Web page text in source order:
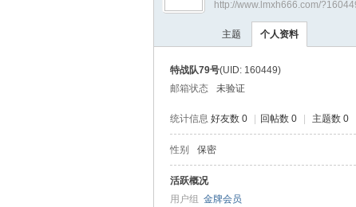
›
http://www.lmxh666.com/
主题 个人资料
特战队79号(UID: 160449)
邮箱状态
未验证
统计信息 好友数 0 回帖数 0 主题数 0
性别 保密
活跃概况
用户组 金牌会员